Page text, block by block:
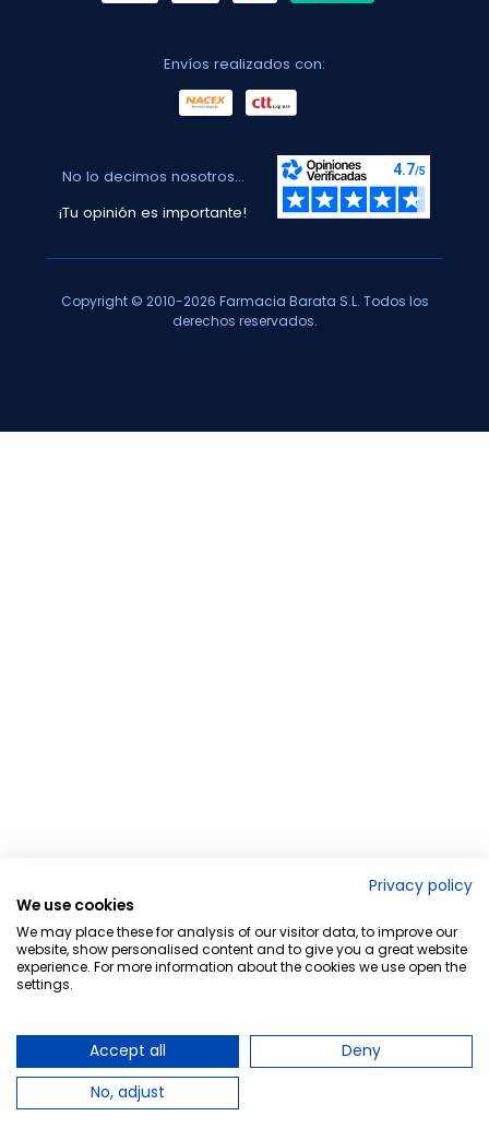
Envíos realizados con:
No lo decimos nosotros...
¡Tu opinión es importante!
Copyright © 2010-2026 Farmacia Barata S.L. Todos los
derechos reservados.
Privacy policy
We use cookies
We may place these for analysis of our visitor data, to improve our
website, show personalised content and to give you a great website
experience. For more information about the cookies we use open the
settings.
Accept all
Deny
No, adjust